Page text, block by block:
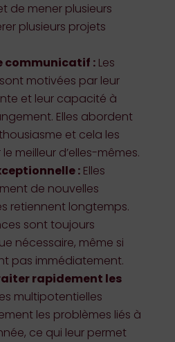
de mener plusieurs
plusieurs projets
communicatif :Les
motivées par leur
et leur capacité à
Elles abordent
et cela les
meilleur d’elles-mêmes.
:Elles
de nouvelles
retiennent longtemps.
sont toujours
nécessaire, même si
pas immédiatement.
rapidement les
multipotentielles
les problèmes liés à
ce qui leur permet